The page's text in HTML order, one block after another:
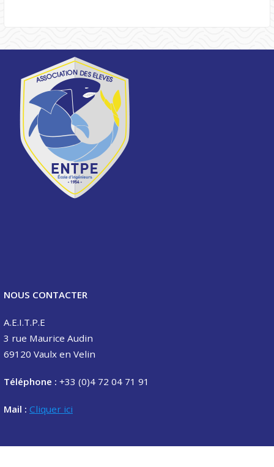
NOUS CONTACTER
A.E.I.T.P.E
3 rue Maurice Audin
69120 Vaulx en Velin
Téléphone : +33 (0)4 72 04 71 91
Mail : Cliquer ici